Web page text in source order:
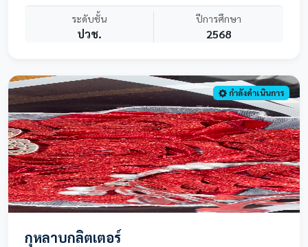
ที่ตอบโจทย์ผู้บริโภคที่ชื่นชอบของหวานและใส่ใจสุขภาพ โดยมีจุด
เด่นอยู่ที่เนื้อขนมปังที่มีความนุ่มพิเศษสอดไส้ด้วยครีมสดรสละมุน
และชิ้นผลไม้สดแท้ ผลการศึกษาตลาดพบว่าผู้บริโภคให้ความ
สตรอว์เบอร์รี และเมล่อน ซึ่งผลการทดสอบกลุ่มเป้าหมายระบุว่า
ผลิตภัณฑ์มีศักยภาพในการแข่งขันสูงเนื่องจากมีความแตกต่างจาก
ขนมปังไส้ครีมทั่วไปในท้องตลาด และสามารถต่อยอดเป็นธุรกิจเบ
เกอรี่ที่ยั่งยืนได้
ระดับชั้น
ปวช.
ปีการศึกษา
2568
กำลังดำเนินการ
กุหลาบกลิตเตอร์